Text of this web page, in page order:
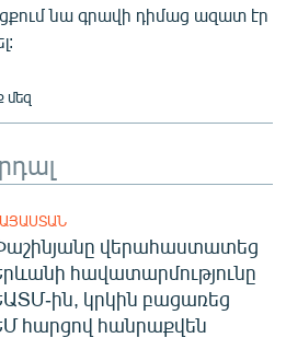
նա գրավի դիմաց ազատ էր
մեզ
վերահաստատեց
հավատարմությունը
ին, կրկին բացառեց
հարցով հանրաքվեն